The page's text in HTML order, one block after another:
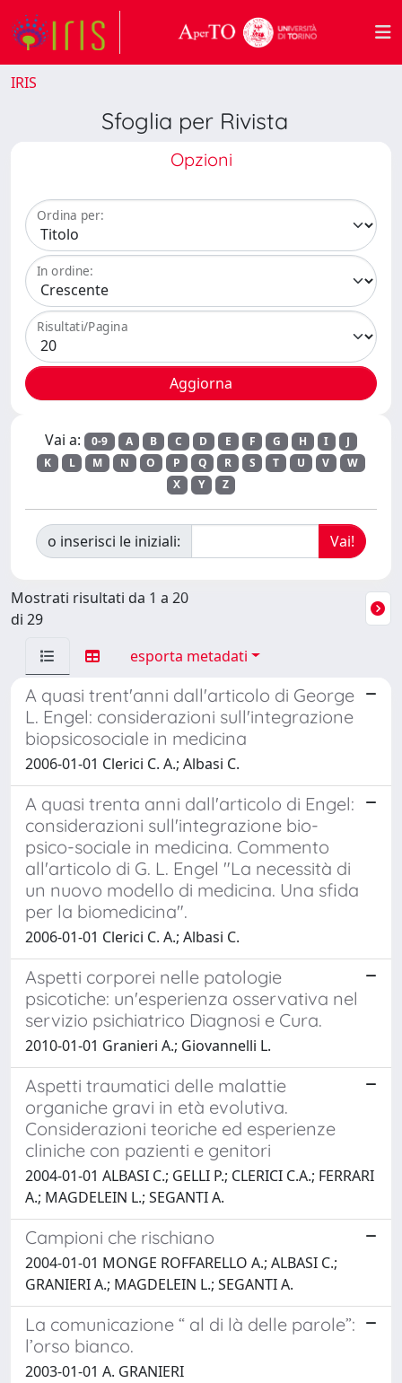
IRIS
Sfoglia per Rivista
Opzioni
Ordina per:
In ordine:
Risultati/Pagina
Vai a: 0-9 A B C D E F G H I
J
K
L M N O P Q R S T U V
W
X
Y Z
o inserisci le iniziali:
Mostrati risultati da 1 a 20
di 29
esporta metadati
A quasi trent'anni dall'articolo di George
L. Engel: considerazioni sull'integrazione
biopsicosociale in medicina
2006-01-01 Clerici C. A.; Albasi C.
A quasi trenta anni dall'articolo di Engel:
considerazioni sull'integrazione bio-
psico-sociale in medicina. Commento
all'articolo di G. L. Engel "La necessità di
un nuovo modello di medicina. Una sfida
per la biomedicina".
2006-01-01 Clerici C. A.; Albasi C.
Aspetti corporei nelle patologie
psicotiche: un'esperienza osservativa nel
servizio psichiatrico Diagnosi e Cura.
2010-01-01 Granieri A.; Giovannelli L.
Aspetti traumatici delle malattie
organiche gravi in età evolutiva.
Considerazioni teoriche ed esperienze
cliniche con pazienti e genitori
2004-01-01 ALBASI C.; GELLI P.; CLERICI C.A.; FERRARI
A.; MAGDELEIN L.; SEGANTI A.
Campioni che rischiano
2004-01-01 MONGE ROFFARELLO A.; ALBASI C.;
GRANIERI A.; MAGDELEIN L.; SEGANTI A.
La comunicazione “ al di là delle parole”:
l’orso bianco.
2003-01-01 A. GRANIERI